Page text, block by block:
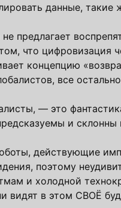
данные, такие
предлагает
что цифровизация
концепцию
все
— это
и
действующие
поэтому
и холодной
видят в этом СВОЁ